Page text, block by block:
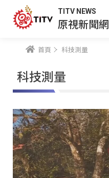
TITV NEWS
原視新聞網
首頁 科技測量
科技測量